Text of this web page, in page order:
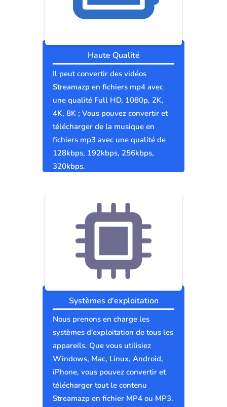
Haute Qualité
Il peut convertir des vidéos
Streamazp en fichiers mp4 avec
une qualité Full HD, 1080p, 2K,
4K, 8K ; Vous pouvez convertir et
télécharger de la musique en
fichiers mp3 avec une qualité de
128kbps, 192kbps, 256kbps,
320kbps.
Systèmes d'exploitation
Nous prenons en charge les
systèmes d'exploitation de tous les
appareils. Que vous utilisiez
Windows, Mac, Linux, Android,
iPhone, vous pouvez convertir et
télécharger tout le contenu
Streamazp en fichier MP4 ou MP3.